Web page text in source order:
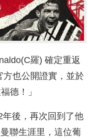
羅) 確定重返
也公開證實，並於
德！」
後，再次回到了他
聯生涯里，這位葡